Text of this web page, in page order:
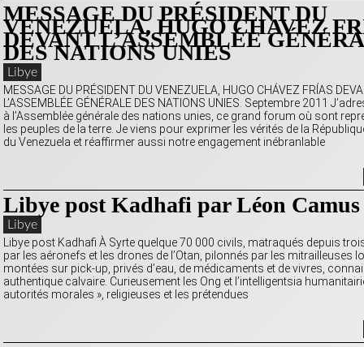
MESSAGE DU PRÉSIDENT DU
VENEZUELA, HUGO CHAVEZ
DEVANT L’ASSEMBLÉE
DES NATIONS UNIES
Libye
MESSAGE DU PRÉSIDENT DU VENEZUELA, HUGO CHÁVEZ FRÍAS
L’ASSEMBLÉE GÉNÉRALE DES NATIONS UNIES. Septembre 2011
à l’Assemblée générale des nations unies, ce grand forum où sont
les peuples de la terre. Je viens pour exprimer les vérités de la
du Venezuela et réaffirmer aussi notre engagement inébranlable
Libye post Kadhafi par Léon Camus
Libye
Libye post Kadhafi À Syrte quelque 70 000 civils, matraqués depuis
par les aéronefs et les drones de l’Otan, pilonnés par les mitrailleuses
montées sur pick-up, privés d’eau, de médicaments et de vivres,
authentique calvaire. Curieusement les Ong et l’intelligentsia
autorités morales », religieuses et les prétendues